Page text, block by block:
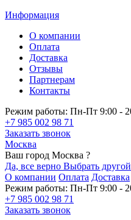
Информация
О компании
Оплата
Доставка
Отзывы
Партнерам
Контакты
Режим работы: Пн-Пт 9:00 -
+7 985 002 98 71
Заказать звонок
Москва
Ваш город Москва ?
Да, все верно Выбрать другой
О компании Оплата Доставка
Режим работы: Пн-Пт 9:00 -
+7 985 002 98 71
Заказать звонок